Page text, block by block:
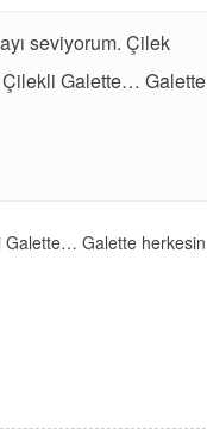
seviyorum. Çilek
Çilekli Galette… Galette
Galette… Galette herkesin